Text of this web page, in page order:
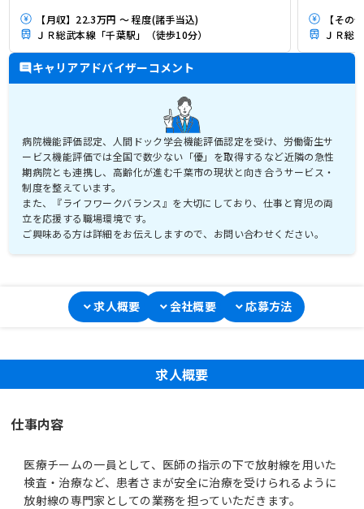
【月収】22.3万円 ～ 程度(諸手当込)
ＪＲ総武本線「千葉駅」（徒歩10分）
【その
ＪＲ総
キャリアアドバイザーコメント
病院機能評価認定、人間ドック学会機能評価認定を受け、労働衛生サ
ービス機能評価では全国で数少ない「優」を取得するなど近隣の急性
期病院とも連携し、高齢化が進む千葉市の現状と向き合うサービス・
制度を整えています。
また、『ライフワークバランス』を大切にしており、仕事と育児の両
立を応援する職場環境です。
ご興味ある方は詳細をお伝えしますので、お問い合わせください。
求人概要 会社概要 応募方法
求人概要
仕事内容
医療チームの一員として、医師の指示の下で放射線を用いた
検査・治療など、患者さまが安全に治療を受けられるように
放射線の専門家としての業務を担っていただきます。